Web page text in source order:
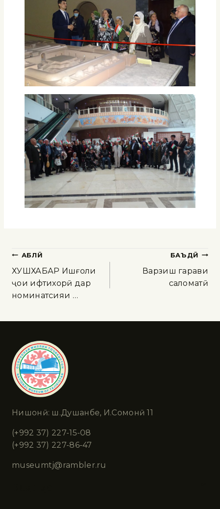
ҚАБЛӢ
ХУШХАБАР Ишғоли
ҷои ифтихорӣ дар
номинатсияи …
БАЪДӢ
Варзиш гарави
саломатӣ
Нишонӣ: ш.Душанбе, И.Сомонӣ 11
(+992 37) 227-15-08
(+992 37) 227-86-47
museumtj@rambler.ru